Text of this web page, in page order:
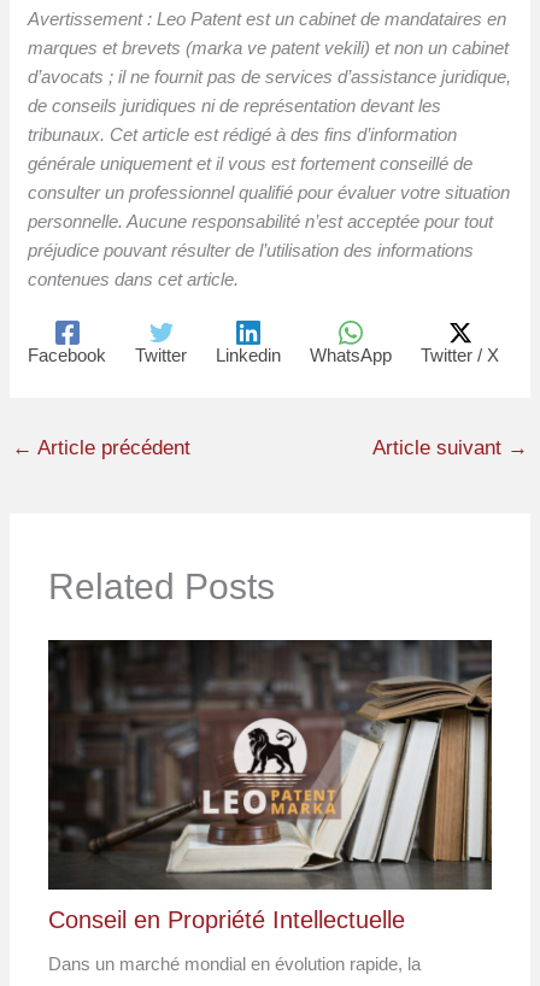
Avertissement : Leo Patent est un cabinet de mandataires en
marques et brevets (marka ve patent vekili) et non un cabinet
d’avocats ; il ne fournit pas de services d’assistance juridique,
de conseils juridiques ni de représentation devant les
tribunaux. Cet article est rédigé à des fins d’information
générale uniquement et il vous est fortement conseillé de
consulter un professionnel qualifié pour évaluer votre situation
personnelle. Aucune responsabilité n’est acceptée pour tout
préjudice pouvant résulter de l’utilisation des informations
contenues dans cet article.
Facebook Twitter Linkedin WhatsApp Twitter / X
← Article précédent Article suivant →
Related Posts
Conseil en Propriété Intellectuelle
Dans un marché mondial en évolution rapide, la